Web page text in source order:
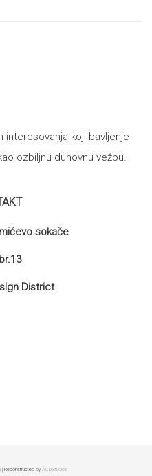
interesovanja koji bavljenje
ozbiljnu duhovnu vežbu.
sokače
District
| Reconstructed byACDStudios